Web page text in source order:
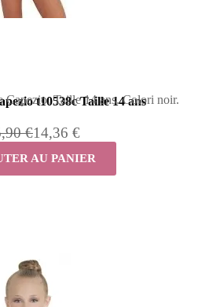
t10538c Taille 14 ans
Capezio. Taille 14 ans. Colori noir.
€14,36 €
AU PANIER